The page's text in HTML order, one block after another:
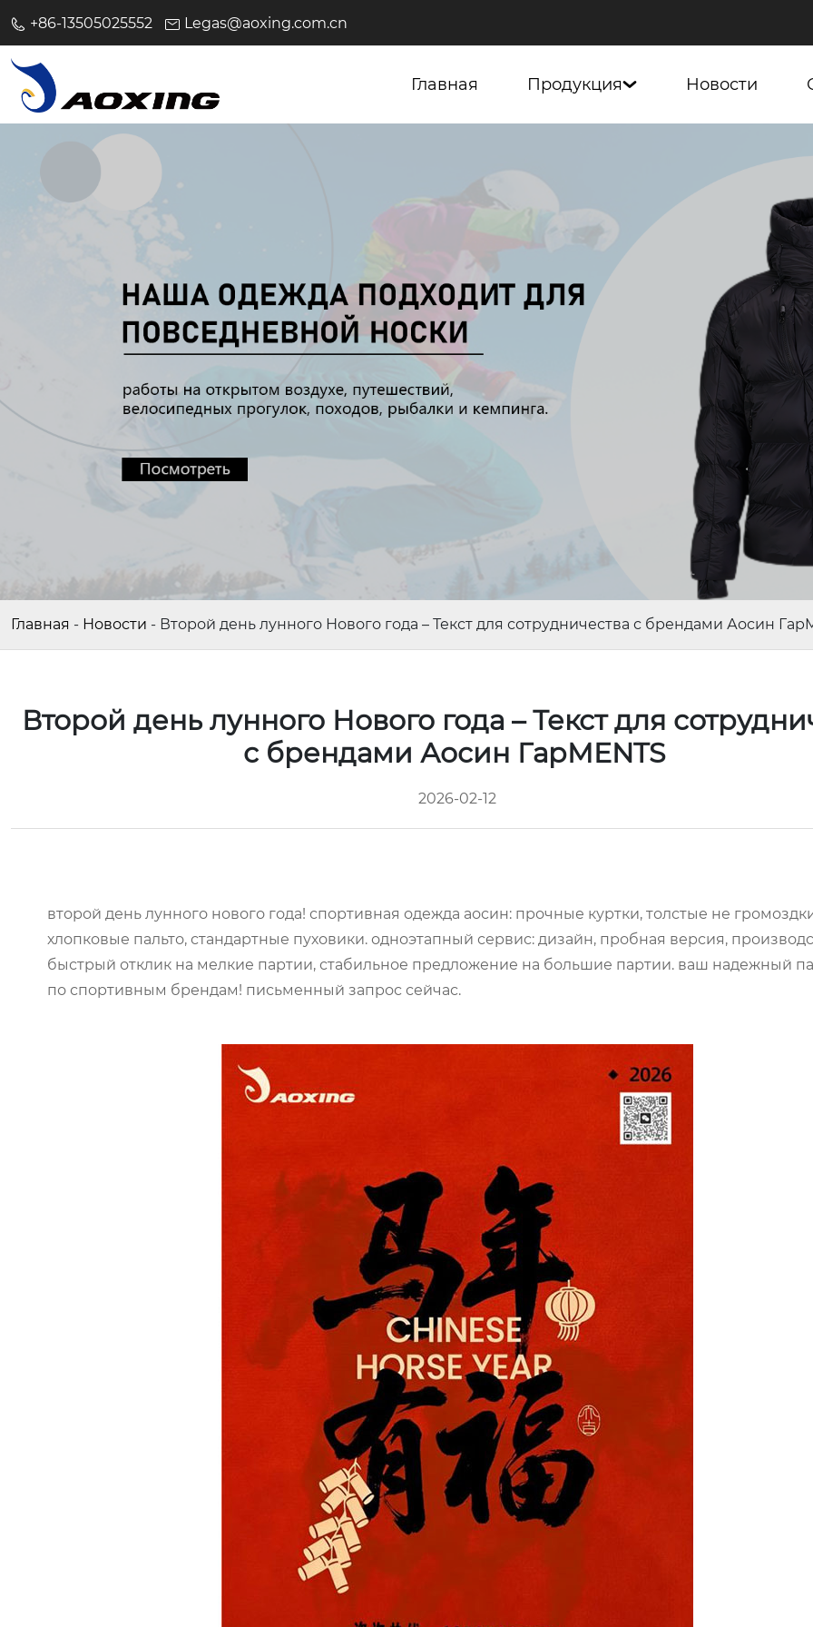
+86-13505025552 Legas@aoxing.com.cn
Главная Продукция Новости
Главная - Новости - Второй день лунного Нового года – Текст для сотрудничества с брендами Аосин
Второй день лунного Нового года – Текст для
с брендами Аосин ГарMENTS
2026-02-12
второй день лунного нового года! спортивная одежда аосин: прочные куртки, толстые не
хлопковые пальто, стандартные пуховики. одноэтапный сервис: дизайн, пробная версия,
быстрый отклик на мелкие партии, стабильное предложение на большие партии. ваш надежный
по спортивным брендам! письменный запрос сейчас.